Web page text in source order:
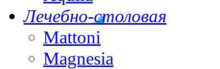
Лечебно-столовая
Mattoni
Magnesia